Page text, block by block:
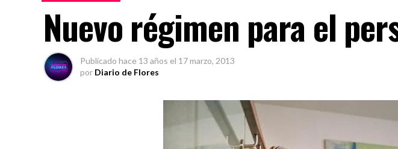
Nuevo régimen para el
Publicado hace 13 años el 17 marzo, 2013
por Diario de Flores